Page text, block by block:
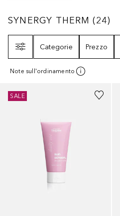
SYNERGY THERM24
SYNERGY THERM (24)
Categorie
Prezzo
Note sull'ordinamento
SALE